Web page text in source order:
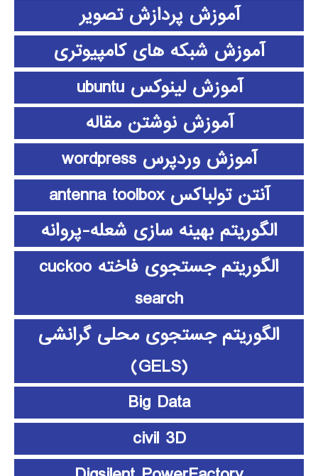
آموزش پردازش تصویر
آموزش شبکه های کامپیوتری
آموزش لینوکس ubuntu
آموزش نوشتن مقاله
آموزش وردپرس wordpress
آنتن تولباکس antenna toolbox
الگوریتم بهینه سازی شعله-پروانه
الگوریتم جستجوی فاخته cuckoo
search
الگوریتم جستجوی محلی گرانشی
(GELS)
Big Data
civil 3D